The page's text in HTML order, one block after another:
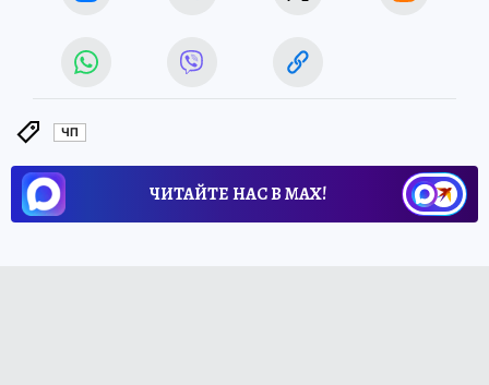
ЧП
ЧИТАЙТЕ НАС В МАХ!